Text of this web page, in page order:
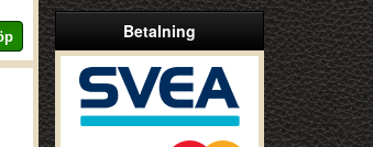
Betalning